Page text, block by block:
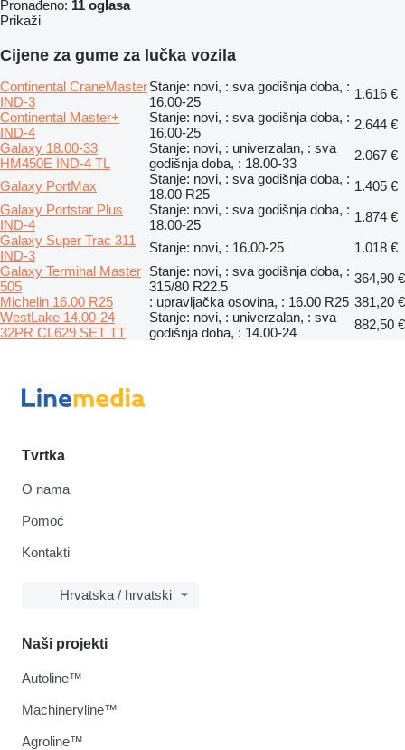
Pronađeno: 11 oglasa
Prikaži
Cijene za gume za lučka vozila
Continental CraneMaster
IND-3
Stanje: novi, : sva godišnja doba, :
16.00-25
1.616 €
Continental Master+
IND-4
Stanje: novi, : sva godišnja doba, :
16.00-25
2.644 €
Galaxy 18.00-33
HM450E IND-4 TL
Stanje: novi, : univerzalan, : sva
godišnja doba, : 18.00-33
2.067 €
Galaxy PortMax
Stanje: novi, : sva godišnja doba, :
18.00 R25
1.405 €
Galaxy Portstar Plus
IND-4
Stanje: novi, : sva godišnja doba, :
18.00-25
1.874 €
Galaxy Super Trac 311
IND-3
Stanje: novi, : 16.00-25
1.018 €
Galaxy Terminal Master
505
Stanje: novi, : sva godišnja doba, :
315/80 R22.5
364,90 €
Michelin 16.00 R25
: upravljačka osovina, : 16.00 R25 381,20 €
WestLake 14.00-24
32PR CL629 SET TT
Stanje: novi, : univerzalan, : sva
godišnja doba, : 14.00-24
882,50 €
Tvrtka
O nama
Pomoć
Kontakti
Hrvatska / hrvatski
Naši projekti
Autoline™
Machineryline™
Agroline™